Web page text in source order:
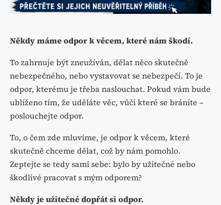
Někdy máme odpor k věcem, které nám škodí.
To zahrnuje být zneužíván, dělat něco skutečně
nebezpečného, nebo ​​vystavovat se nebezpečí. To je
odpor, kterému je třeba naslouchat. Pokud vám bude
ublíženo tím, že uděláte věc, vůči které se bráníte –
poslouchejte odpor.
To, o čem zde mluvíme, je odpor k věcem, které
skutečně chceme dělat, což by nám pomohlo.
Zeptejte se tedy sami sebe: bylo by užitečné nebo
škodlivé pracovat s mým odporem?
Někdy je užitečné dopřát si odpor.